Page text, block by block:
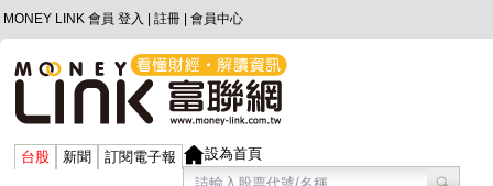
MONEY LINK 會員 登入 註冊 會員中心
台股 新聞 訂閱電子報 設為首頁